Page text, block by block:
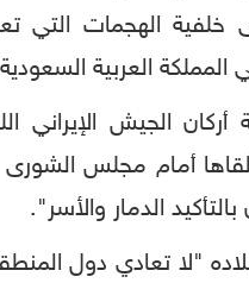
خلفية الهجمات التي
العربية
الجيش الإيراني
أمام مجلس الشورى
الدمار والأسر".
"لا تعادي دول